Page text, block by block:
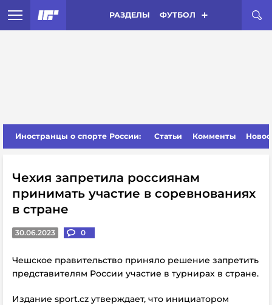
РАЗДЕЛЫ ФУТБОЛ
Иностранцы о спорте России: Статьи Комменты
Чехия запретила россиянам
принимать участие в соревнованиях
в стране
30.06.2023 0
Чешское правительство приняло решение запретить
представителям России участие в турнирах в стране.
Издание sport.cz утверждает, что инициатором